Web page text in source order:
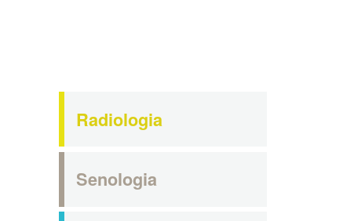
Radiologia
Senologia